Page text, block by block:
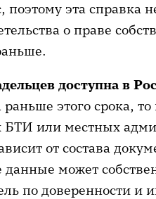
поэтому эта справка
о праве
доступна в
этого срока,
БТИ или местных
от состава
данные может
по доверенности